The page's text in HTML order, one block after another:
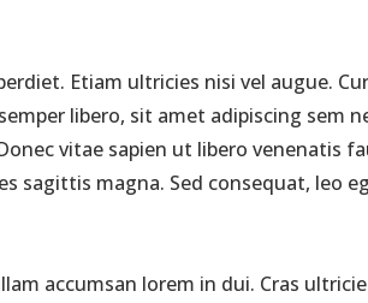
Etiam ultricies nisi vel augue.
libero, sit amet adipiscing sem
vitae sapien ut libero venenatis
magna. Sed consequat, leo
accumsan lorem in dui. Cras